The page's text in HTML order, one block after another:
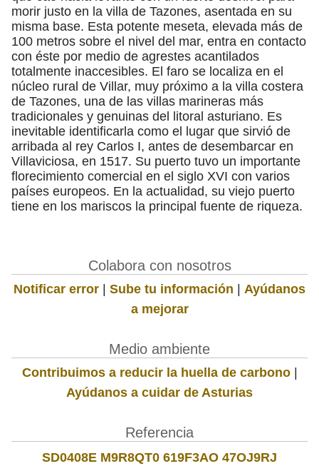
morir justo en la villa de Tazones, asentada en su
misma base. Esta potente meseta, elevada más de
100 metros sobre el nivel del mar, entra en contacto
con éste por medio de agrestes acantilados
totalmente inaccesibles. El faro se localiza en el
núcleo rural de Villar, muy próximo a la villa costera
de Tazones, una de las villas marineras más
tradicionales y genuinas del litoral asturiano. Es
inevitable identificarla como el lugar que sirvió de
arribada al rey Carlos I, antes de desembarcar en
Villaviciosa, en 1517. Su puerto tuvo un importante
florecimiento comercial en el siglo XVI con varios
países europeos. En la actualidad, su viejo puerto
tiene en los mariscos la principal fuente de riqueza.
Colabora con nosotros
Notificar error | Sube tu información | Ayúdanos
a mejorar
Medio ambiente
Contribuimos a reducir la huella de carbono|
Ayúdanos a cuidar de Asturias
Referencia
SD0408E M9R8QT0 619F3AO 47OJ9RJ